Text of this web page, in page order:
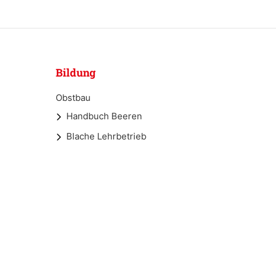
Bildung
Obstbau
Handbuch Beeren
Blache Lehrbetrieb